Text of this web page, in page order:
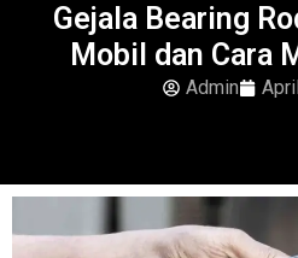
Gejala Bearing
Mobil dan Cara
Admin